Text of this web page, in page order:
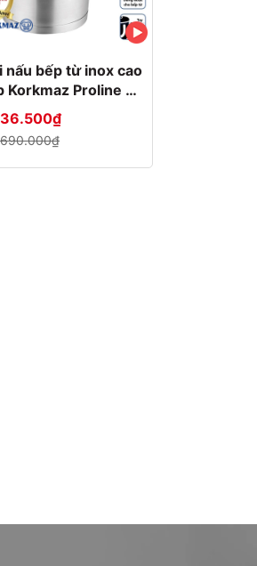
nấu bếp từ inox cao
Korkmaz Proline 9
cao -
- A1166